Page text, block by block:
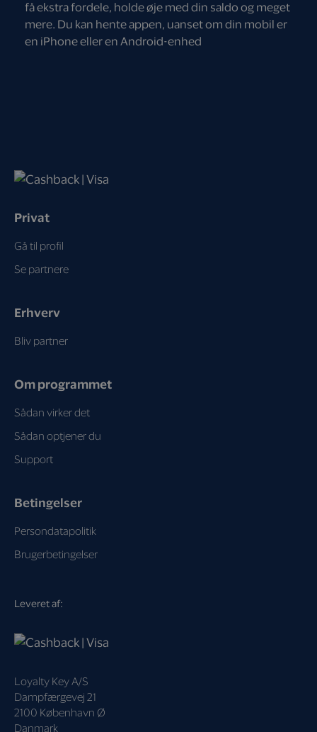
få ekstra fordele, holde øje med din saldo og meget
mere. Du kan hente appen, uanset om din mobil er
en iPhone eller en Android-enhed
Leveret af:
Loyalty Key A/S
Dampfærgevej 21
2100 København Ø
Danmark
Privat
Gå til profil
Se partnere
Erhverv
Bliv partner
Om programmet
Sådan virker det
Sådan optjener du
Support
Betingelser
Persondatapolitik
Brugerbetingelser